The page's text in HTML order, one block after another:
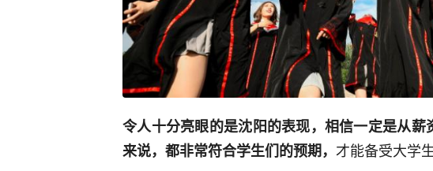
令人十分亮眼的是沈阳的表现，相信一定是从
来说，都非常符合学生们的预期， 才能备受大学